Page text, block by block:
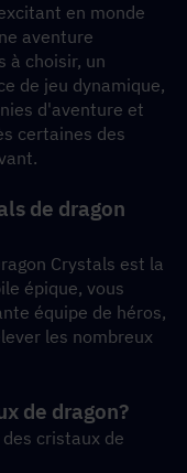
en monde
aventure
à choisir, un
de jeu dynamique,
d'aventure et
certaines des
de dragon
Crystals est la
épique, vous
équipe de héros,
les nombreux
de dragon?
cristaux de